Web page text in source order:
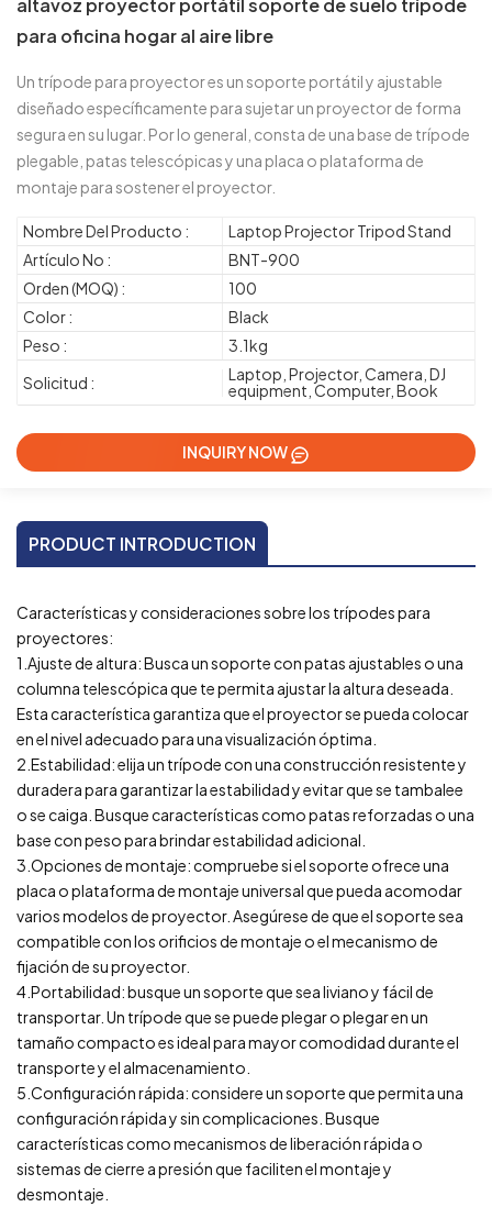
altavoz proyector portátil soporte de suelo trípode
para oficina hogar al aire libre
Un trípode para proyector es un soporte portátil y ajustable
diseñado específicamente para sujetar un proyector de forma
segura en su lugar. Por lo general, consta de una base de trípode
plegable, patas telescópicas y una placa o plataforma de
montaje para sostener el proyector.
Nombre Del Producto :
Laptop Projector Tripod Stand
Artículo No :
BNT-900
Orden (MOQ) :
100
Color :
Black
Peso :
3.1kg
Solicitud :
Laptop, Projector, Camera, DJ
equipment, Computer, Book
INQUIRY NOW
PRODUCT INTRODUCTION
Características y consideraciones sobre los trípodes para
proyectores:
1.Ajuste de altura: Busca un soporte con patas ajustables o una
columna telescópica que te permita ajustar la altura deseada.
Esta característica garantiza que el proyector se pueda colocar
en el nivel adecuado para una visualización óptima.
2.Estabilidad: elija un trípode con una construcción resistente y
duradera para garantizar la estabilidad y evitar que se tambalee
o se caiga. Busque características como patas reforzadas o una
base con peso para brindar estabilidad adicional.
3.Opciones de montaje: compruebe si el soporte ofrece una
placa o plataforma de montaje universal que pueda acomodar
varios modelos de proyector. Asegúrese de que el soporte sea
compatible con los orificios de montaje o el mecanismo de
fijación de su proyector.
4.Portabilidad: busque un soporte que sea liviano y fácil de
transportar. Un trípode que se puede plegar o plegar en un
tamaño compacto es ideal para mayor comodidad durante el
transporte y el almacenamiento.
5.Configuración rápida: considere un soporte que permita una
configuración rápida y sin complicaciones. Busque
características como mecanismos de liberación rápida o
sistemas de cierre a presión que faciliten el montaje y
desmontaje.